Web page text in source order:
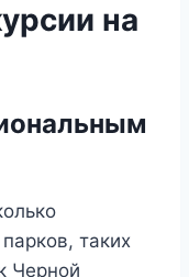
на
таких
Черной